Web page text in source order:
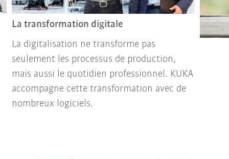
La transformation digitale
La digitalisation ne transforme pas
seulement les processus de production,
mais aussi le quotidien professionnel. KUKA
accompagne cette transformation avec de
nombreux logiciels.